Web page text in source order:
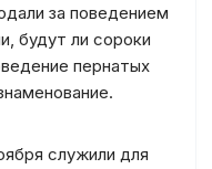
за поведением
будут ли сороки
пернатых
служили для